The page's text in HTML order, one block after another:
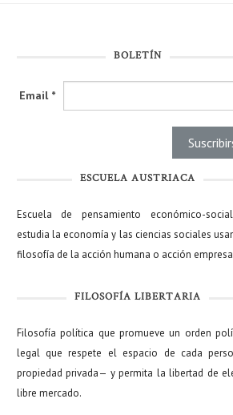
BOLETÍN
Email *
ESCUELA AUSTRIACA
Escuela de pensamiento económico-
estudia la economía y las ciencias sociales
filosofía de la acción humana o acción
FILOSOFÍA LIBERTARIA
Filosofía política que promueve un orden
legal que respete el espacio de cada
propiedad privada— y permita la libertad de
libre mercado.